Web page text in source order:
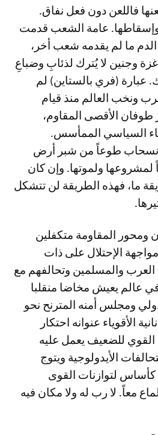
فاللعن دون فعل نفاق.
عامة الشعب قدمت
ما لم يقدمه شعب أخر،
وجنين لا يُترك لذئابِ وضباعِ
عبارة (فري بالستاين) لم
ونخب العالم منذ قيام
طوفان الأقصى المقاوم،
السياسي الممأسس.
طوعاً من شبر أرض
لمشروعها ولموتها. وإن كان
ما، فهذه الطريقة لن تتشكل
ومحور المقاومة متكفلين
الإحتلال على ذات
والمسلمين وتحالفهم مع
في عالم يعيش مخاضا منقلبا
ومجلس أمنه المترنح نحو
الأقوياء عنوانه احتكار
للضعيف يعمل عليه
الأيدولوجية ويتوج
كأساس لتوازنات القوى
معاً. لا رب له ولا مكان فيه